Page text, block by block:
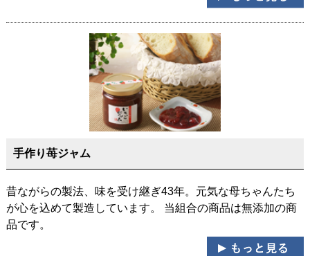
手作り苺ジャム
昔ながらの製法、味を受け継ぎ43年。元気な母ちゃんたち
が心を込めて製造しています。 当組合の商品は無添加の商
品です。